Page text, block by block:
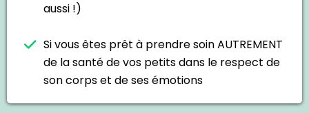
aussi !)
Si vous êtes prêt à prendre soin AUTREMENT
de la santé de vos petits dans le respect de
son corps et de ses émotions